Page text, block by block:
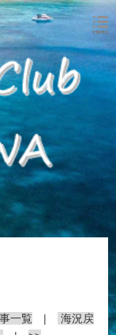
一覧 |
海況戻